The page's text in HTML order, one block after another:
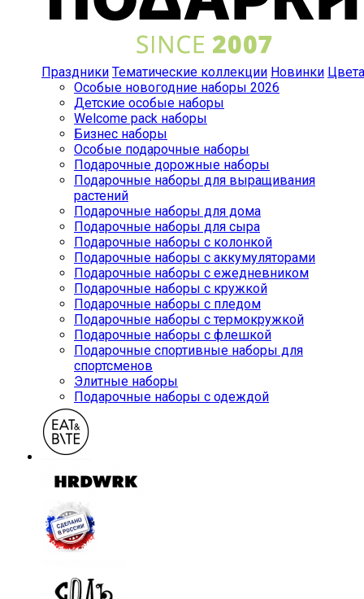
Праздники Тематические коллекции Новинки Цвета
Особые новогодние наборы 2026
Детские особые наборы
Welcome pack наборы
Бизнес наборы
Особые подарочные наборы
Подарочные дорожные наборы
Подарочные наборы для выращивания
растений
Подарочные наборы для дома
Подарочные наборы для сыра
Подарочные наборы с колонкой
Подарочные наборы с аккумуляторами
Подарочные наборы с ежедневником
Подарочные наборы с кружкой
Подарочные наборы с пледом
Подарочные наборы с термокружкой
Подарочные наборы с флешкой
Подарочные спортивные наборы для
спортсменов
Элитные наборы
Подарочные наборы с одеждой